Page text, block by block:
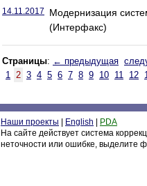
14.11.2017
Модернизация
(Интерфакс)
Страницы: ← предыдущая
1 2 3 4 5 6 7 8 9 10 11 12
Наши проекты English
PDA
На сайте действует система
неточности или ошибке, выделите